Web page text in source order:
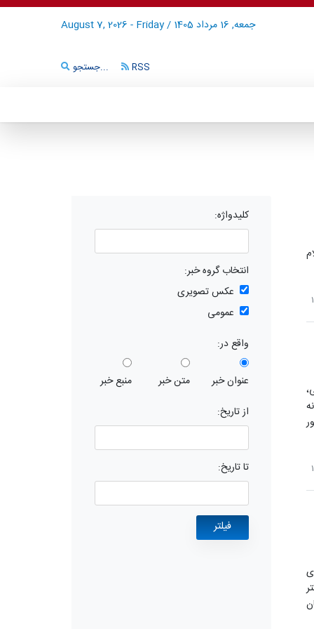
جمعه, 16 مرداد 1405 /
August 7, 2026 - Friday
جستجو... RSS
کلیدواژه:
انتخاب گروه خبر:
عکس تصویری
عمومی
واقع در:
عنوان خبر متن خبر
منبع خبر
از تاریخ:
تا تاریخ: